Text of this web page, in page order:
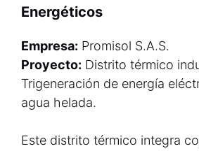
Energéticos
Empresa: Promisol S.A.S.
Proyecto: Distrito térmico
Trigeneración de energía
agua helada.
Este distrito térmico integra